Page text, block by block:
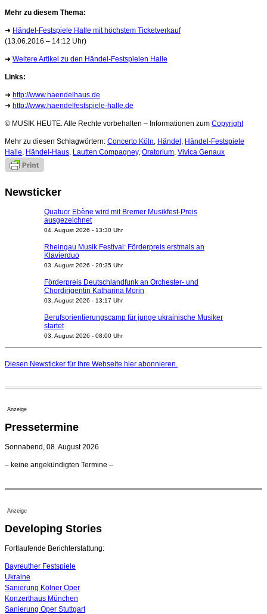
Mehr zu diesem Thema:
➜ Händel-Festspiele Halle mit höchstem Ticketverkauf
(13.06.2016 – 14:12 Uhr)
➜ Weitere Artikel zu den Händel-Festspielen Halle
Links:
➜ http://www.haendelhaus.de
➜ http://www.haendelfestspiele-halle.de
© MUSIK HEUTE. Alle Rechte vorbehalten – Informationen zum Copyright
Mehr zu diesen Schlagwörtern: Concerto Köln, Händel , Händel-Festspiele
Halle, Händel-Haus, Lautten Compagney, Oratorium, Vivica Genaux
Newsticker
Quatuor Ebène wird mit Bremer Musikfest-Preis
ausgezeichnet
04. August 2026 - 13:30 Uhr
Rheingau Musik Festival: Förderpreis erstmals an
Klavierduo
03. August 2026 - 20:35 Uhr
Förderpreis Deutschlandfunk an Orchester- und
Chordirigentin Katharina Morin
03. August 2026 - 13:17 Uhr
Berufsorientierungscamp für junge ukrainische Musiker
startet
03. August 2026 - 08:00 Uhr
Nationaltheater Mannheim
Regensburger Generalmusikdirektor Stefan Veselka
Kammerorchester Heilbronn: Chefdirigent Risto Joost
verlängert bis 2030
Ensemblemitglieder
Dirigent Nicolás Pasquet mit Würth-Preis der
Jeunesses Musicales ausgezeichnet
07. August 2026 - 13:20 Uhr
Diesen Newsticker für Ihre Webseite hier abonnieren.
Anzeige
Pressetermine
Sonnabend, 08. August 2026
– keine angekündigten Termine –
Anzeige
Developing Stories
Fortlaufende Berichterstattung:
Bayreuther Festspiele
Ukraine
Sanierung Kölner Oper
Konzerthaus München
Sanierung Oper Stuttgart